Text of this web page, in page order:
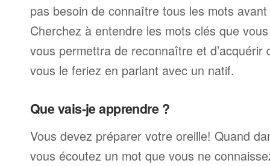
pas besoin de connaître tous les mots
Cherchez à entendre les mots clés que
vous permettra de reconnaître et d’acquérir
vous le feriez en parlant avec un natif.
Que vais-je apprendre ?
Vous devez préparer votre oreille! Quand
vous écoutez un mot que vous ne